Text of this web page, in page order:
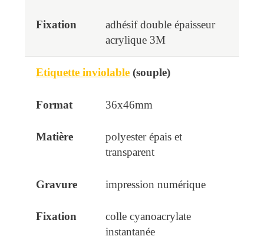
adhésif double épaisseur
acrylique 3M
Etiquette inviolable (souple)
36x46mm
polyester épais et
transparent
impression numérique
colle cyanoacrylate
instantanée